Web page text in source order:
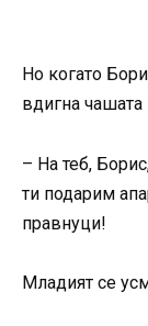
Но когато
вдигна чашата
– На теб,
ти подарим
правнуци!
Младият се